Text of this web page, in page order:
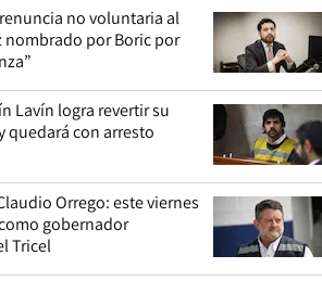
no voluntaria al
nombrado por Boric por
Lavín logra revertir su
quedará con arresto
Orrego: este viernes
gobernador
Tricel